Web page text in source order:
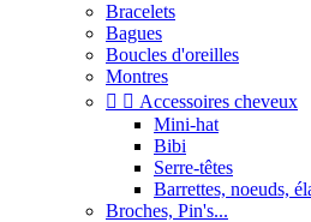
Bracelets
Bagues
Boucles d'oreilles
Montres
  Accessoires cheveux
Mini-hat
Bibi
Serre-têtes
Barrettes, noeuds,
Broches, Pin's...